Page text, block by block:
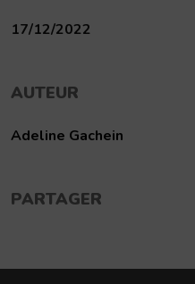
17/12/2022
AUTEUR
Adeline Gachein
PARTAGER